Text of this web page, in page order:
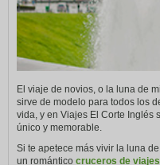
El viaje de novios, o la luna de
sirve de modelo para todos los
vida, y en Viajes El Corte Inglés
único y memorable.
Si te apetece más vivir la luna
un romántico cruceros de